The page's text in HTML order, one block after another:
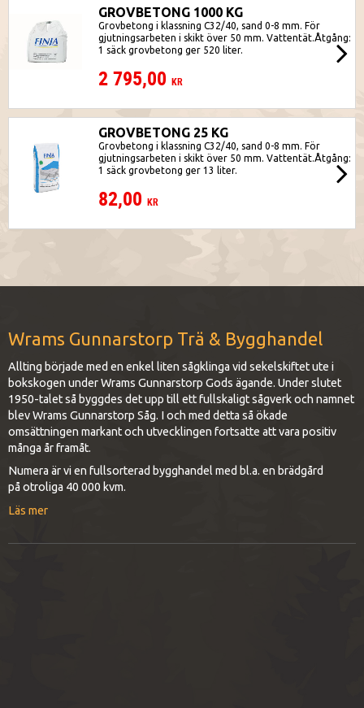
GROVBETONG 1000 KG
Grovbetong i klassning C32/40, sand 0-8 mm. För
gjutningsarbeten i skikt över 50 mm. Vattentät.Åtgång:
1 säck grovbetong ger 520 liter.
2 795,00 KR
GROVBETONG 25 KG
Grovbetong i klassning C32/40, sand 0-8 mm. För
gjutningsarbeten i skikt över 50 mm. Vattentät.Åtgång:
1 säck grovbetong ger 13 liter.
82,00 KR
Wrams Gunnarstorp Trä & Bygghandel
Allting började med en enkel liten sågklinga vid sekelskiftet ute i
bokskogen under Wrams Gunnarstorp Gods ägande. Under slutet
1950-talet så byggdes det upp till ett fullskaligt sågverk och namnet
blev Wrams Gunnarstorp Såg. I och med detta så ökade
omsättningen markant och utvecklingen fortsatte att vara positiv
många år framåt.
Numera är vi en fullsorterad bygghandel med bl.a. en brädgård
på otroliga 40 000 kvm.
Läs mer